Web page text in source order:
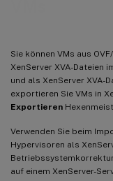
Sie können VMs aus
XenServer XVA-Dateien
und als XenServer XVA-
exportieren Sie VMs in
Exportieren
Verwenden Sie beim
Hypervisoren als
auf einem XenServer-